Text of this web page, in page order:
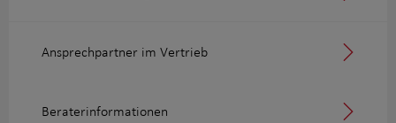
Ansprechpartner im Vertrieb
Beraterinformationen